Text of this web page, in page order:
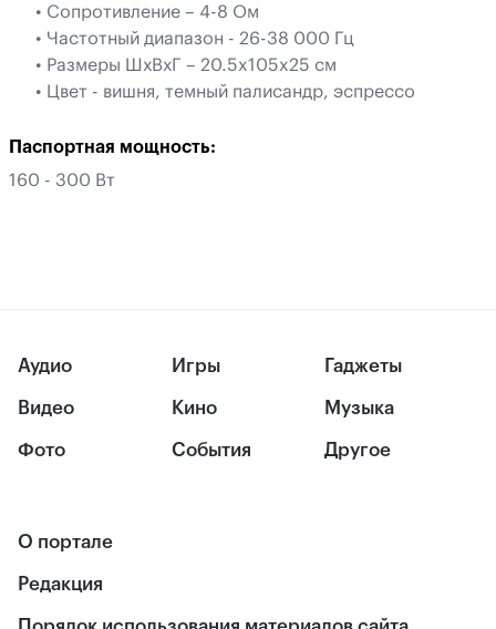
• Сопротивление – 4-8 Ом
• Частотный диапазон - 26-38 000 Гц
• Размеры ШхВхГ – 20.5x105x25 см
• Цвет - вишня, темный палисандр, эспрессо
Паспортная мощность:
160 - 300 Вт
Аудио
Видео
Фото
Игры
Кино
События
Гаджеты
Музыка
Другое
О портале
Редакция